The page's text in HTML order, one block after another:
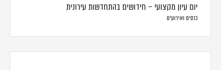
יום עיון מקצועי – חידושים בהתחדשות עירונית
כנסים ואירועים